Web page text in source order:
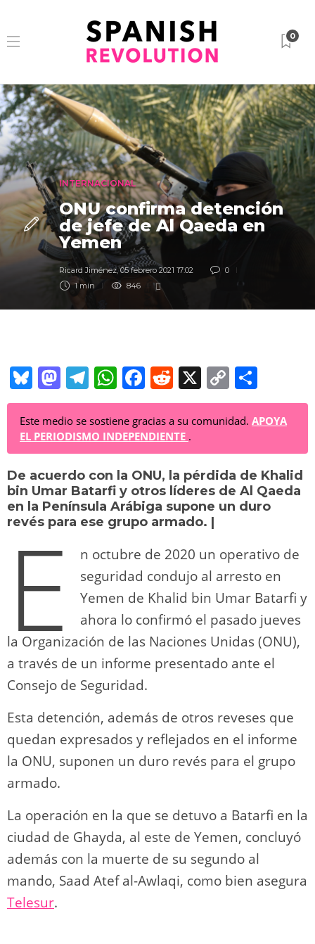
0
INTERNACIONAL
ONU confirma detención
de jefe de Al Qaeda en
Yemen
Ricard Jiménez,05 febrero 2021 17:02
0
1 min
846
Bl
u
e
sk
y
M
a
st
o
d
o
n
T
el
e
gr
a
m
W
h
at
s
A
p
p
F
a
c
e
b
o
o
k
R
e
d
di
t
X
C
o
p
y
Li
n
o
m
p
ar
tir
Este medio se sostiene gracias a su comunidad. APOYA
EL PERIODISMO INDEPENDIENTE .
De acuerdo con la ONU, la pérdida de Khalid
bin Umar Batarfi y otros líderes de Al Qaeda
en la Península Arábiga supone un duro
revés para ese grupo armado. |
E
n octubre de 2020 un operativo de
seguridad condujo al arresto en
Yemen de Khalid bin Umar Batarfi y
ahora lo confirmó el pasado jueves
la Organización de las Naciones Unidas (ONU),
a través de un informe presentado ante el
Consejo de Seguridad.
Esta detención, además de otros reveses que
quedan expresados y reflejados en el informe
la ONU, suponen un duro revés para el grupo
armado.
La operación en la que se detuvo a Batarfi en la
ciudad de Ghayda, al este de Yemen, concluyó
además con la muerte de su segundo al
mando, Saad Atef al-Awlaqi, como bien asegura
Telesur.